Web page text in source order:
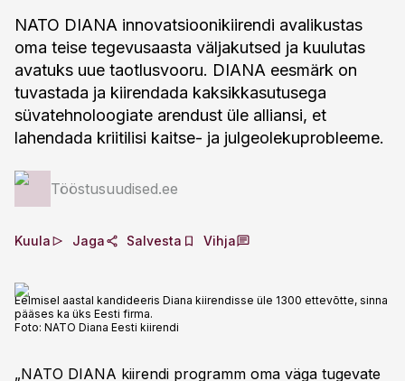
NATO DIANA innovatsioonikiirendi avalikustas
oma teise tegevusaasta väljakutsed ja kuulutas
avatuks uue taotlusvooru. DIANA eesmärk on
tuvastada ja kiirendada kaksikkasutusega
süvatehnoloogiate arendust üle alliansi, et
lahendada kriitilisi kaitse- ja julgeolekuprobleeme.
Tööstusuudised.ee
Kuula Jaga Salvesta Vihja
Eelmisel aastal kandideeris Diana kiirendisse üle 1300 ettevõtte, sinna
pääses ka üks Eesti firma.
Foto: NATO Diana Eesti kiirendi
„NATO DIANA kiirendi programm oma väga tugevate